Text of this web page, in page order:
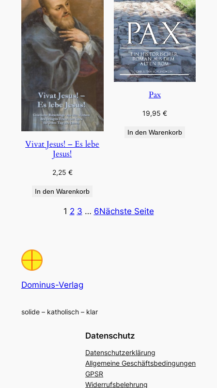
Vivat Jesus! – Es lebe
Jesus!
2,25 €
In den Warenkorb
Pax
19,95 €
In den Warenkorb
1 2 3 … 6Nächste Seite
Dominus-Verlag
solide – katholisch – klar
Datenschutz
Datenschutzerklärung
Allgemeine Geschäftsbedingungen
GPSR
Widerrufsbelehrung